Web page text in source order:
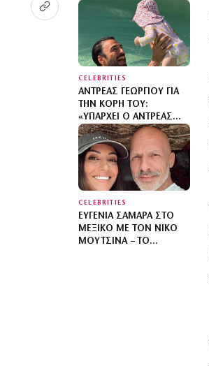
ΈΚΑΝΕ ΠΑΝΕΛΛΉΝΙΟ
CELEBRITIES
ΑΝΤΡΈΑΣ ΓΕΩΡΓΊΟΥ ΓΙΑ
ΤΗΝ ΚΌΡΗ ΤΟΥ:
«ΥΠΆΡΧΕΙ Ο ΑΝΤΡΈΑΣ
ΠΡΙΝ ΑΠΌ ΤΟ ΜΩΡΌ ΚΑΙ
Ο ΑΝΤΡΈΑΣ ΜΕΤΆ ΑΠΌ
ΑΥΤΌ – ΈΘΕΣΑ ΆΛΛΕΣ
ΠΡΟΤΕΡΑΙΌΤΗΤΕΣ»
CELEBRITIES
ΕΥΓΕΝΊΑ ΣΑΜΑΡΆ ΣΤΟ
ΜΕΞΙΚΌ ΜΕ ΤΟΝ ΝΊΚΟ
ΜΟΥΤΣΙΝΆ – ΤΟ